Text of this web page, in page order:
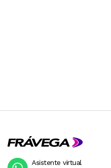
Asistente virtual